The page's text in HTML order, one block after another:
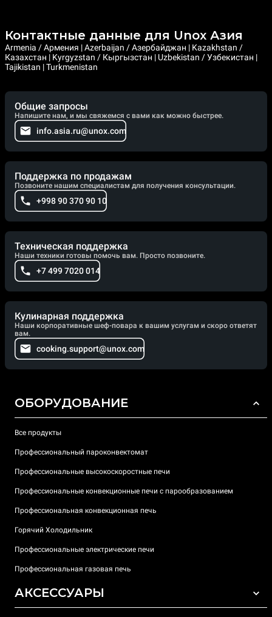
Контактные данные для Unox Азия
Armenia / Армения | Azerbaijan / Азербайджан | Kazakhstan /
Казахстан | Kyrgyzstan / Кыргызстан | Uzbekistan / Узбекистан |
Tajikistan | Turkmenistan
Общие запросы
Напишите нам, и мы свяжемся с вами как можно быстрее.
info.asia.ru@unox.com
Поддержка по продажам
Позвоните нашим специалистам для получения консультации.
+998 90 370 90 10
Техническая поддержка
Наши техники готовы помочь вам. Просто позвоните.
+7 499 7020 014
Кулинарная поддержка
Наши корпоративные шеф-повара к вашим услугам и скоро ответят
вам.
cooking.support@unox.com
ОБОРУДОВАНИЕ
Все продукты
Профессиональный пароконвектомат
Профессиональные высокоскоростные печи
Профессиональные конвекционные печи с парообразованием
Профессиональная конвекционная печь
Горячий Холодильник
Профессиональные электрические печи
Профессиональная газовая печь
АКСЕССУАРЫ